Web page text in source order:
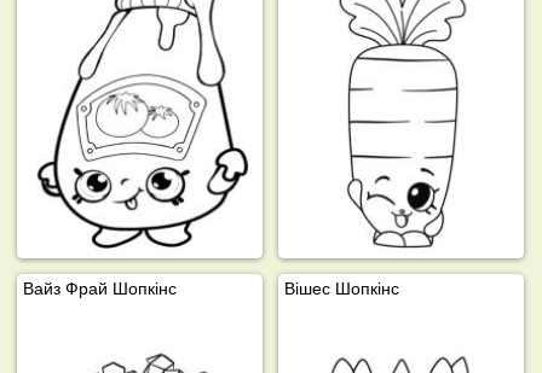
Вайз Фрай Шопкінс Вішес Шопкінс